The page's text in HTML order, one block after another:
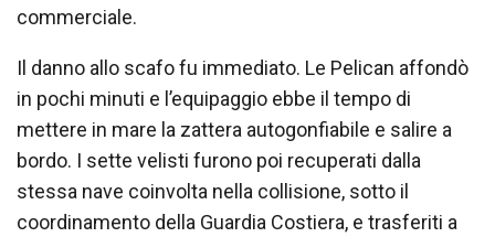
commerciale.
Il danno allo scafo fu immediato. Le Pelican affondò
in pochi minuti e l’equipaggio ebbe il tempo di
mettere in mare la zattera autogonfiabile e salire a
bordo. I sette velisti furono poi recuperati dalla
stessa nave coinvolta nella collisione, sotto il
coordinamento della Guardia Costiera, e trasferiti a